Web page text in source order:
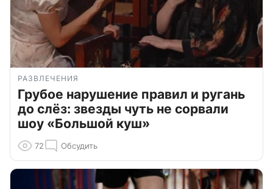
РАЗВЛЕЧЕНИЯ
Грубое нарушение правил и ругань
до слёз: звезды чуть не сорвали
шоу «Большой куш»
72 Обсудить